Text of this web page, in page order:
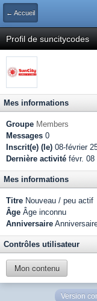
← Accueil
Profil de suncitycodes
Mes informations
Groupe Members
Messages 0
Inscrit(e) (le) 08-février
Dernière activité févr. 08
Mes informations
Titre Nouveau / peu actif
Âge Âge inconnu
Anniversaire
Contrôles utilisateur
Mon contenu
Version